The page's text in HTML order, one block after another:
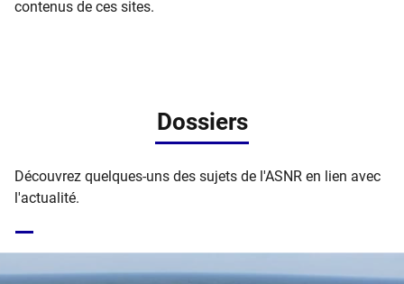
contenus de ces sites.
Dossiers
Découvrez quelques-uns des sujets de l'ASNR en lien avec
l'actualité.